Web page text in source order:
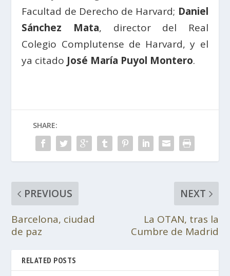
Facultad de Derecho de Harvard; Daniel
Sánchez Mata, director del Real
Colegio Complutense de Harvard, y el
ya citado José María Puyol Montero.
SHARE:
PREVIOUS
Barcelona, ciudad
de paz
NEXT
La OTAN, tras la
Cumbre de Madrid
RELATED POSTS